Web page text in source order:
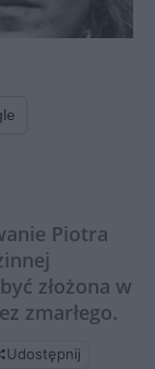
Piotra
złożona w
zmarłego.
Udostępnij